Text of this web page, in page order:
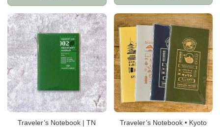
Traveler’s Notebook | TN
Traveler’s Notebook • Kyoto